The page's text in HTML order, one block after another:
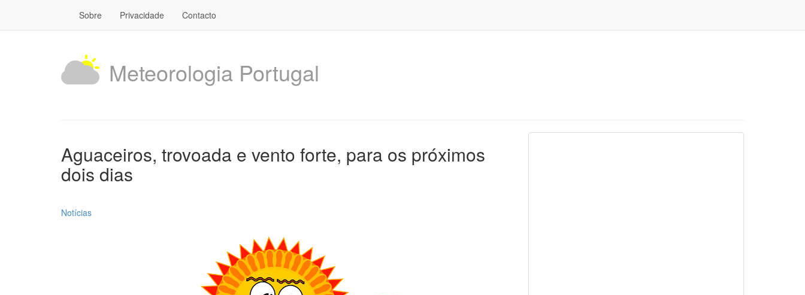
Sobre Privacidade Contacto
Meteorologia Portugal
Aguaceiros, trovoada e vento forte, para os próximos
dois dias
Notícias